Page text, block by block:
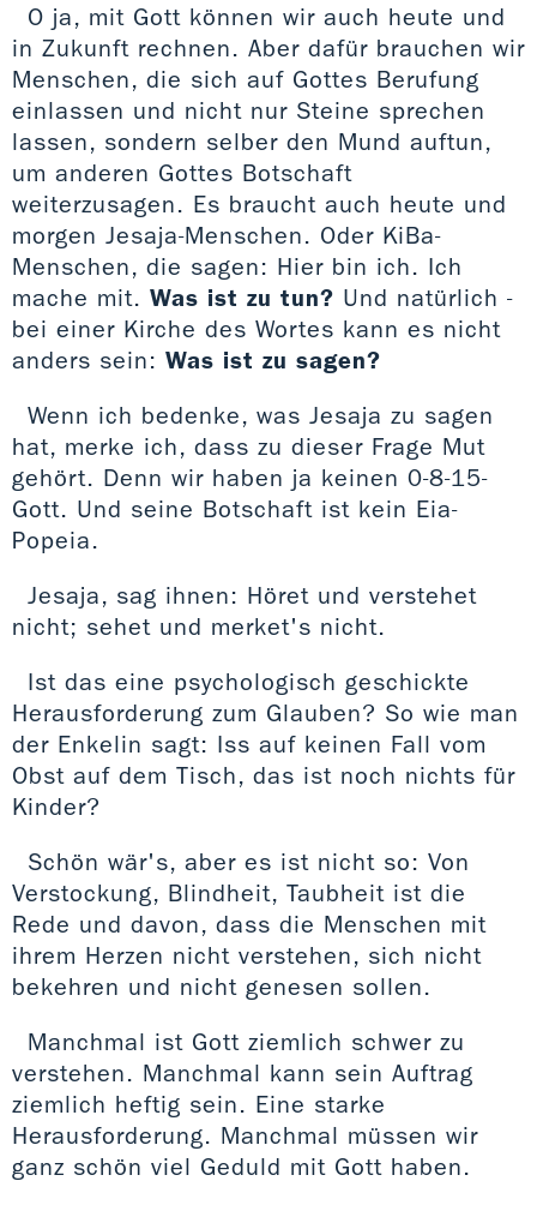
O ja, mit Gott können wir auch heute und
in Zukunft rechnen. Aber dafür brauchen wir
Menschen, die sich auf Gottes Berufung
einlassen und nicht nur Steine sprechen
lassen, sondern selber den Mund auftun,
um anderen Gottes Botschaft
weiterzusagen. Es braucht auch heute und
morgen Jesaja-Menschen. Oder KiBa-
Menschen, die sagen: Hier bin ich. Ich
mache mit. Was ist zu tun? Und natürlich -
bei einer Kirche des Wortes kann es nicht
anders sein: Was ist zu sagen?
Wenn ich bedenke, was Jesaja zu sagen
hat, merke ich, dass zu dieser Frage Mut
gehört. Denn wir haben ja keinen 0-8-15-
Gott. Und seine Botschaft ist kein Eia-
Popeia.
Jesaja, sag ihnen: Höret und verstehet
nicht; sehet und merket's nicht.
Ist das eine psychologisch geschickte
Herausforderung zum Glauben? So wie man
der Enkelin sagt: Iss auf keinen Fall vom
Obst auf dem Tisch, das ist noch nichts für
Kinder?
Schön wär's, aber es ist nicht so: Von
Verstockung, Blindheit, Taubheit ist die
Rede und davon, dass die Menschen mit
ihrem Herzen nicht verstehen, sich nicht
bekehren und nicht genesen sollen.
Manchmal ist Gott ziemlich schwer zu
verstehen. Manchmal kann sein Auftrag
ziemlich heftig sein. Eine starke
Herausforderung. Manchmal müssen wir
ganz schön viel Geduld mit Gott haben.